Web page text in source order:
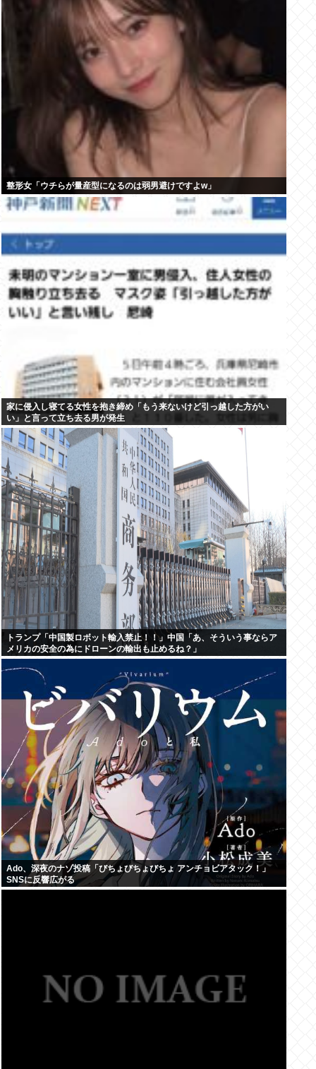
整形女「ウチらが量産型になるのは弱男避けですよw」
家に侵入し寝てる女性を抱き締め「もう来ないけど引っ越した方がい
い」と言って立ち去る男が発生
トランプ「中国製ロボット輸入禁止！！」中国「あ、そういう事ならア
メリカの安全の為にドローンの輸出も止めるね？」
Ado、深夜のナゾ投稿「びちょびちょびちょ アンチョビアタック！」
SNSに反響広がる